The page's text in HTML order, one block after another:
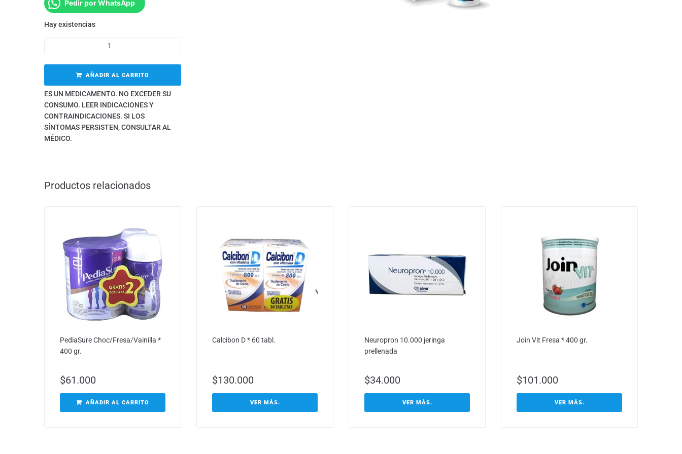
Pedir por WhatsApp
Hay existencias
AÑADIR AL CARRITO
ES UN MEDICAMENTO. NO EXCEDER SU
CONSUMO. LEER INDICACIONES Y
CONTRAINDICACIONES. SI LOS
SÍNTOMAS PERSISTEN, CONSULTAR AL
MÉDICO.
Productos relacionados
PediaSure Choc/Fresa/Vainilla *
400 gr.
$61.000
AÑADIR AL CARRITO
Calcibon D * 60 tabl.
$130.000
VER MÁS.
Neuropron 10.000 jeringa
prellenada
$34.000
VER MÁS.
Join Vit Fresa * 400 gr.
$101.000
VER MÁS.